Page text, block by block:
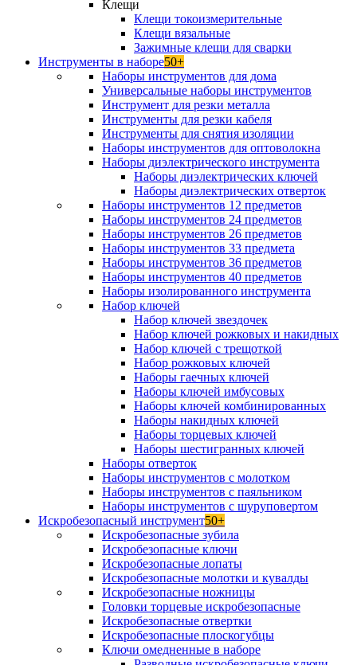
Клещи
Клещи токоизмерительные
Клещи вязальные
Зажимные клещи для сварки
Инструменты в наборе50+
Наборы инструментов для дома
Универсальные наборы инструментов
Инструмент для резки металла
Инструменты для резки кабеля
Инструменты для снятия изоляции
Наборы инструментов для оптоволокна
Наборы диэлектрического инструмента
Наборы диэлектрических ключей
Наборы диэлектрических отверток
Наборы инструментов 12 предметов
Наборы инструментов 24 предметов
Наборы инструментов 26 предметов
Наборы инструментов 33 предмета
Наборы инструментов 36 предметов
Наборы инструментов 40 предметов
Наборы изолированного инструмента
Набор ключей
Набор ключей звездочек
Набор ключей рожковых и накидных
Набор ключей с трещоткой
Набор рожковых ключей
Наборы гаечных ключей
Наборы ключей имбусовых
Наборы ключей комбинированных
Наборы накидных ключей
Наборы торцевых ключей
Наборы шестигранных ключей
Наборы отверток
Наборы инструментов с молотком
Наборы инструментов с паяльником
Наборы инструментов с шуруповертом
Искробезопасный инструмент50+
Искробезопасные зубила
Искробезопасные ключи
Искробезопасные лопаты
Искробезопасные молотки и кувалды
Искробезопасные ножницы
Головки торцевые искробезопасные
Искробезопасные отвертки
Искробезопасные плоскогубцы
Ключи омедненные в наборе